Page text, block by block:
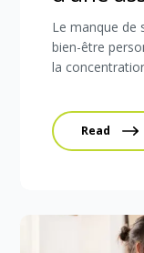
Le manque de
bien-être
la
Read